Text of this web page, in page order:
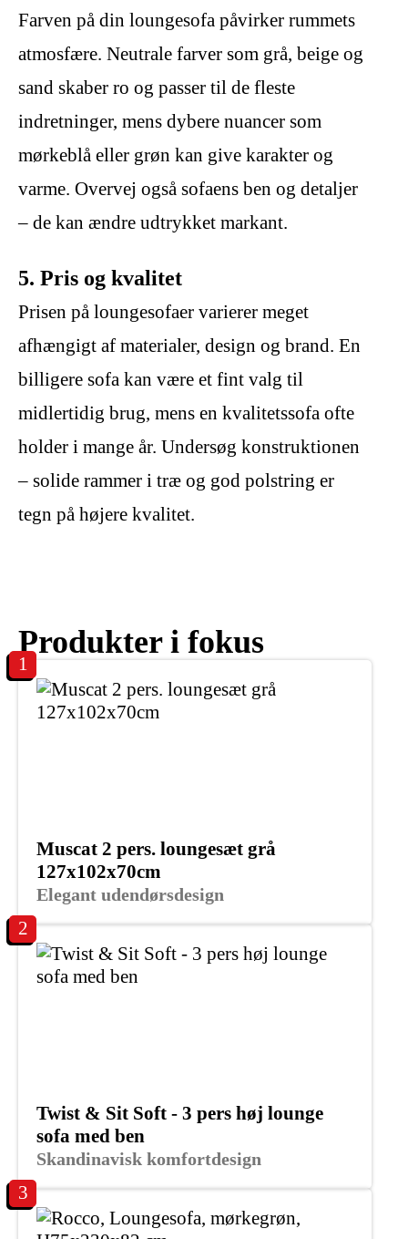
Farven på din loungesofa påvirker rummets
atmosfære. Neutrale farver som grå, beige og
sand skaber ro og passer til de fleste
indretninger, mens dybere nuancer som
mørkeblå eller grøn kan give karakter og
varme. Overvej også sofaens ben og detaljer
– de kan ændre udtrykket markant.
5. Pris og kvalitet
Prisen på loungesofaer varierer meget
afhængigt af materialer, design og brand. En
billigere sofa kan være et fint valg til
midlertidig brug, mens en kvalitetssofa ofte
holder i mange år. Undersøg konstruktionen
– solide rammer i træ og god polstring er
tegn på højere kvalitet.
Produkter i fokus
1
Elegant udendørsdesign
Muscat 2 pers. loungesæt grå
127x102x70cm
2
Skandinavisk komfortdesign
Twist & Sit Soft - 3 pers høj lounge
sofa med ben
3